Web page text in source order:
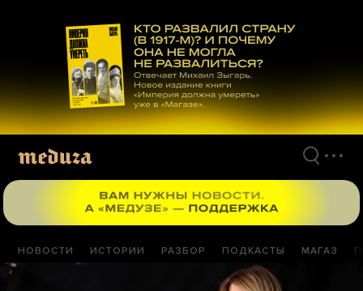
материалам
НОВОСТИ ИСТОРИИ РАЗБОР ПОДКАСТЫ МАГАЗ